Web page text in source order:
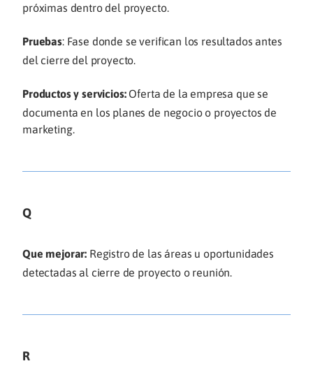
próximas dentro del proyecto.
Pruebas: Fase donde se verifican los resultados antes
del cierre del proyecto.
Productos y servicios:Oferta de la empresa que se
documenta en los planes de negocio o proyectos de
marketing.
Q
Que mejorar: Registro de las áreas u oportunidades
detectadas al cierre de proyecto o reunión.
R